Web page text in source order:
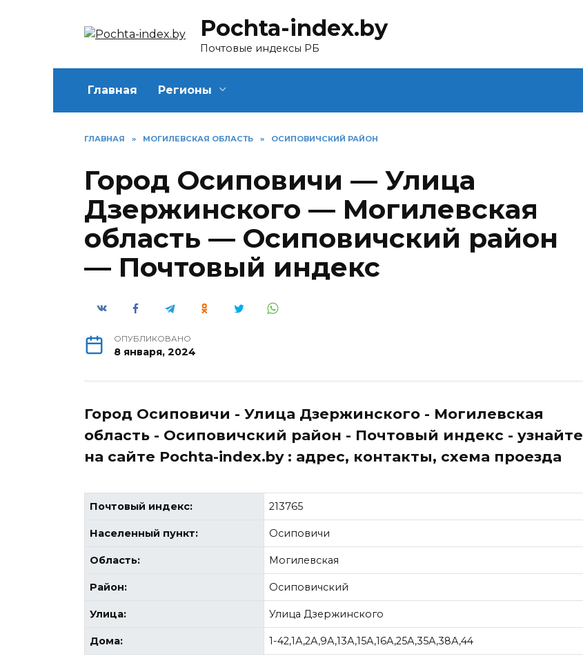
Pochta-index.by
Почтовые индексы РБ
Главная Регионы
ГЛАВНАЯ » МОГИЛЕВСКАЯ ОБЛАСТЬ » ОСИПОВИЧСКИЙ РАЙОН
Город Осиповичи — Улица
Дзержинского — Могилевская
область — Осиповичский район
— Почтовый индекс
ОПУБЛИКОВАНО
8 января, 2024
Город Осиповичи - Улица Дзержинского - Могилевская
область - Осиповичский район - Почтовый индекс - узнайте
на сайте Pochta-index.by : адрес, контакты, схема проезда
Почтовый индекс: 213765
Населенный пункт: Осиповичи
Область: Могилевская
Район: Осиповичский
Улица: Улица Дзержинского
Дома: 1-42,1А,2А,9А,13А,15А,16А,25А,35А,38А,44